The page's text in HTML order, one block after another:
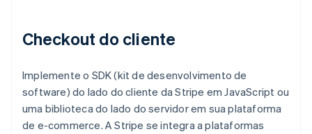
Checkout do cliente
Implemente o SDK (kit de desenvolvimento de
software) do lado do cliente da Stripe em JavaScript ou
uma biblioteca do lado do servidor em sua plataforma
de e-commerce. A Stripe se integra a plataformas